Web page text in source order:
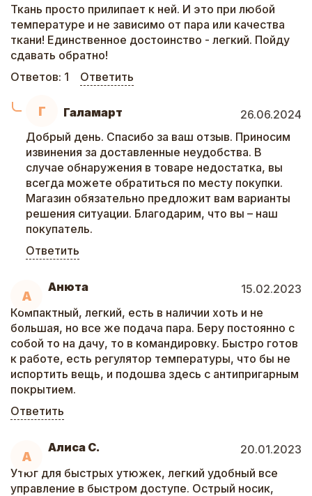
Ткань просто прилипает к ней. И это при любой
температуре и не зависимо от пара или качества
ткани! Единственное достоинство - легкий. Пойду
сдавать обратно!
Ответов: 1 Ответить
Г Галамарт
26.06.2024
Добрый день. Спасибо за ваш отзыв. Приносим
извинения за доставленные неудобства. В
случае обнаружения в товаре недостатка, вы
всегда можете обратиться по месту покупки.
Магазин обязательно предложит вам варианты
решения ситуации. Благодарим, что вы – наш
покупатель.
Ответить
А
Анюта
15.02.2023
Компактный, легкий, есть в наличии хоть и не
большая, но все же подача пара. Беру постоянно с
собой то на дачу, то в командировку. Быстро готов
к работе, есть регулятор температуры, что бы не
испортить вещь, и подошва здесь с антипригарным
покрытием.
Ответить
А
Алиса С.
20.01.2023
Утюг для быстрых утюжек, легкий удобный все
управление в быстром доступе. Острый носик,